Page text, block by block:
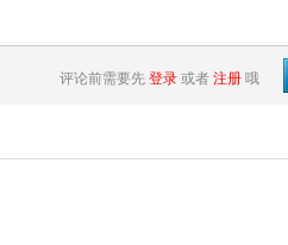
评论前需要先 登录 或者 注册 哦